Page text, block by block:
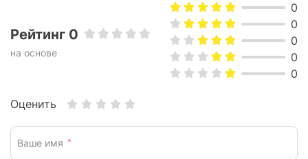
Три варианта подключения
Подключайте клавиатуру одним из трех
LIGHTSPEED, Bluetooth или с помощью кабеля.
Рейтинг 0
на основе
0
0
0
0
0
Оценить
Ваше имя *